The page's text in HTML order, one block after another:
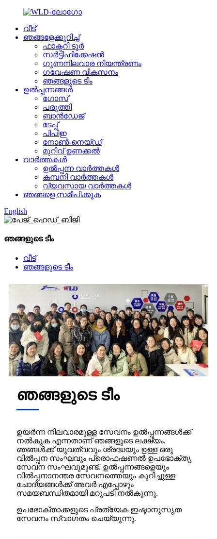
വീട്
ഞങ്ങളേക്കുറിച്ച്
ഫാക്ടറി ടൂർ
സർട്ടിഫിക്കേഷൻ
ഗുണനിലവാര നിയന്ത്രണം
ഗവേഷണ വികസനം
ഞങ്ങളുടെ ടീം
ഉൽപ്പന്നങ്ങൾ
ഗോസ്
പരുത്തി
ബാൻഡേജ്
ടേപ്പ്
പിപിഇ
നോൺ-നെയ്‌ഡ്
മുറിവ് ഉണക്കൽ
വാർത്തകൾ
ഉൽപ്പന്ന വാർത്തകൾ
കമ്പനി വാർത്തകൾ
വ്യവസായ വാർത്തകൾ
ഞങ്ങളെ സമീപിക്കുക
English
ഞങ്ങളുടെ ടീം
വീട്
ഞങ്ങളുടെ ടീം
ഞങ്ങളുടെ ടീം
ഉയർന്ന നിലവാരമുള്ള സേവനം ഉൽപ്പന്നങ്ങൾക്ക്
നൽകുക എന്നതാണ് ഞങ്ങളുടെ ലക്ഷ്യം.
ഞങ്ങൾക്ക് യുവത്വവും ശ്രദ്ധയും ഉള്ള ഒരു
വിൽപ്പന സംഘവും പ്രൊഫഷണൽ ഉപഭോക്തൃ
സേവന സംഘവുമുണ്ട്. ഉൽപ്പന്നങ്ങളെയും
വിൽപ്പനാനന്തര സേവനത്തെയും കുറിച്ചുള്ള
ചോദ്യങ്ങൾക്ക് അവർ എപ്പോഴും
സമയബന്ധിതമായി മറുപടി നൽകുന്നു.
ഉപഭോക്താക്കളുടെ പ്രത്യേക ഇഷ്ടാനുസൃത
സേവനം സ്വാഗതം ചെയ്യുന്നു.